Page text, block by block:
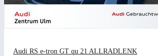
Audi RS e-tron GT qu 21 ALLRADLENK